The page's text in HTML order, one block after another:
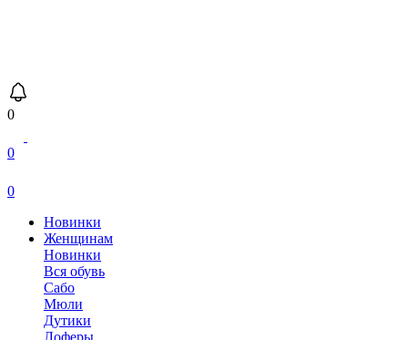
0
0
0
Новинки
Женщинам
Новинки
Вся обувь
Сабо
Мюли
Дутики
Лоферы